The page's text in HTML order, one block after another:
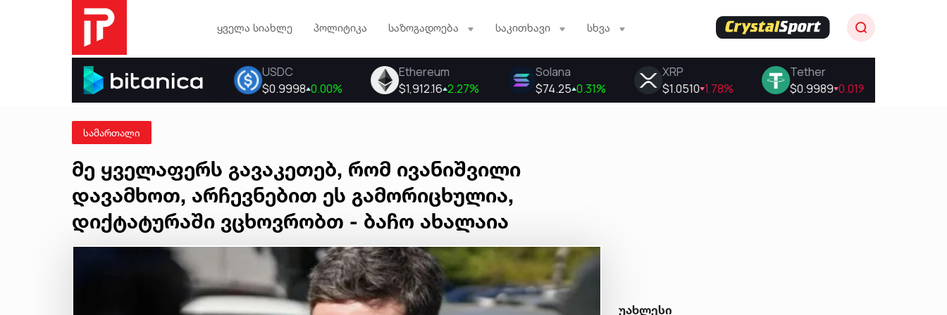
ყველა სიახლე პოლიტიკა საზოგადოება საკითხავი სხვა
სამართალი
მე ყველაფერს გავაკეთებ, რომ ივანიშვილი
დავამხოთ, არჩევნებით ეს გამორიცხულია,
დიქტატურაში ვცხოვრობთ - ბაჩო ახალაია
უახლესი